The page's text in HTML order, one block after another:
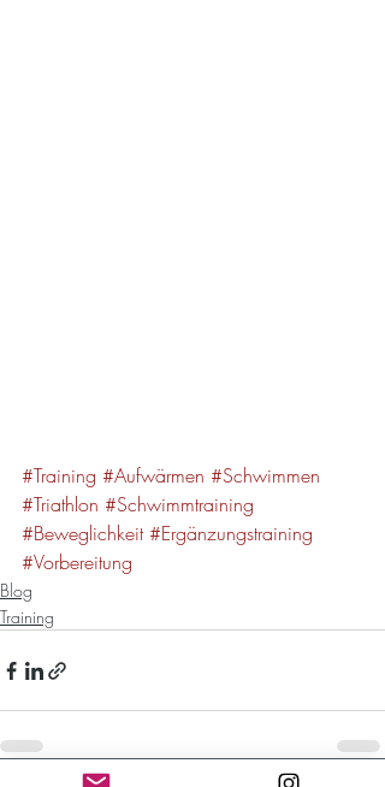
#Training #Aufwärmen #Schwimmen
#Triathlon #Schwimmtraining
#Beweglichkeit #Ergänzungstraining
#Vorbereitung
Blog
Training